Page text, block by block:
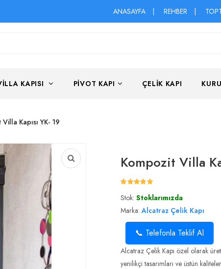
ANASAYFA REHBER
KAPISI PIVOT KAPI ÇELIK KAPI
Kapısı YK- 19
Kompozit Villa
Stok:Stoklarımızda
Marka:Alcatraz Çelik Kapı
📞 Telefonla Teklif Al
Alcatraz Çelik Kapı özel olarak
yenilikçi tasarımları ve üstün